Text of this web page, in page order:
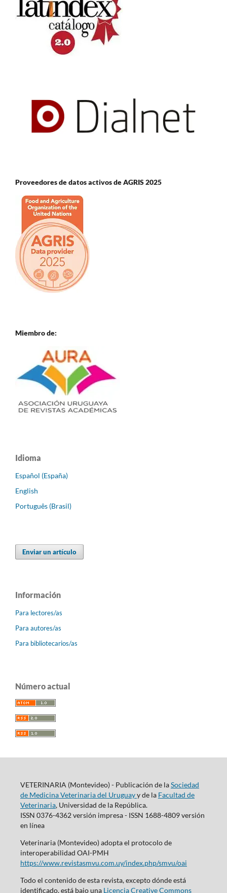
Proveedores de datos activos de AGRIS 2025
Miembro de:
Idioma
Español (España)
English
Português (Brasil)
Enviar un artículo
Información
Para lectores/as
Para autores/as
Para bibliotecarios/as
Número actual
VETERINARIA (Montevideo) - Publicación de laSociedad
de Medicina Veterinaria del Uruguayy de la Facultad de
Veterinaria, Universidad de la República.
ISSN 0376-4362 versión impresa - ISSN 1688-4809 versión
en línea
Veterinaria (Montevideo) adopta el protocolo de
interoperabilidad OAI-PMH
https://www.revistasmvu.com.uy/index.php/smvu/oai
Todo el contenido de esta revista, excepto dónde está
identificado, está bajo una Licencia Creative Commons